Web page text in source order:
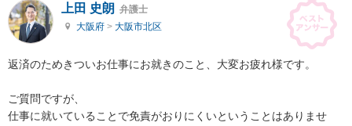
上田 史朗 弁護士
大阪府 > 大阪市北区
返済のためきついお仕事にお就きのこと、大変お疲れ様です。
ご質問ですが、
仕事に就いていることで免責がおりにくいということはありませ